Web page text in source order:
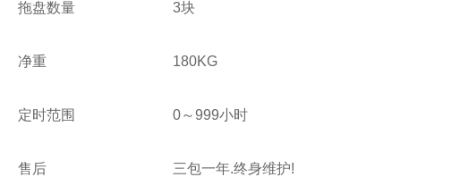
拖盘数量 3块
净重 180KG
定时范围 0～999小时
售后 三包一年.终身维护!